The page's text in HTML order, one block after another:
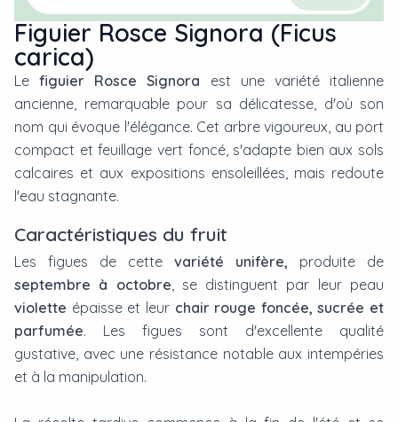
Figuier Rosce Signora (Ficus
carica)
Lefiguier Rosce Signora est une variété italienne
ancienne, remarquable pour sa délicatesse, d'où son
nom qui évoque l'élégance. Cet arbre vigoureux, au port
compact et feuillage vert foncé, s'adapte bien aux sols
calcaires et aux expositions ensoleillées, mais redoute
l'eau stagnante.
Caractéristiques du fruit
Les figues de cette variété unifère, produite de
septembre à octobre, se distinguent par leur peau
violette épaisse et leur chair rouge foncée, sucrée et
parfumée. Les figues sont d'excellente qualité
gustative, avec une résistance notable aux intempéries
et à la manipulation.